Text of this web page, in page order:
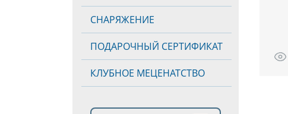
СНАРЯЖЕНИЕ
ПОДАРОЧНЫЙ СЕРТИФИКАТ
КЛУБНОЕ МЕЦЕНАТСТВО